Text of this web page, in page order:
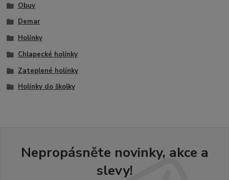
Obuv
Demar
Holínky
Chlapecké holínky
Zateplené holínky
Holínky do školky
Nepropásněte novinky, akce a
slevy!